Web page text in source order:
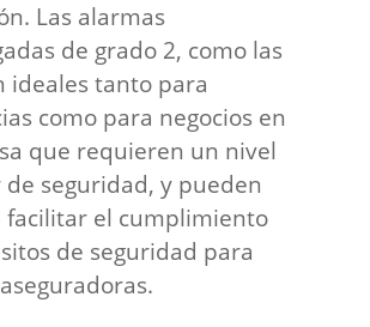
Las alarmas
de grado 2, como las
ideales tanto para
como para negocios en
que requieren un nivel
seguridad, y pueden
el cumplimiento
de seguridad para